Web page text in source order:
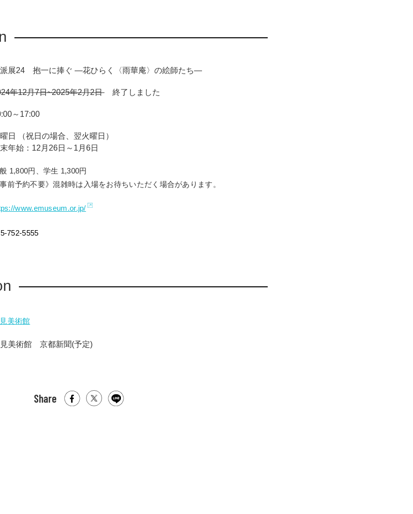
展24 抱一に捧ぐ ―花ひらく〈雨華庵〉の絵師たち―
年12月7日~2025年2月2日 終了しました
～17:00
日 （祝日の場合、翌火曜日）
年始：12月26日～1月6日
1,800円、学生 1,300円
事前予約不要》混雑時は入場をお待ちいただく場合があります。
www.emuseum.or.jp/
752-5555
美術館
美術館 京都新聞(予定)
Share